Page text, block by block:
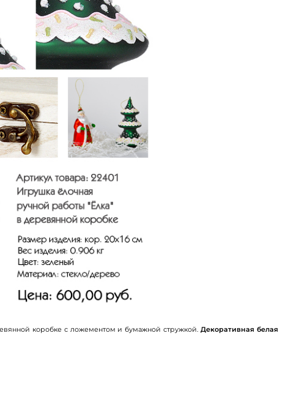
коробке с ложементом и бумажной стружкой. Декоративная белая